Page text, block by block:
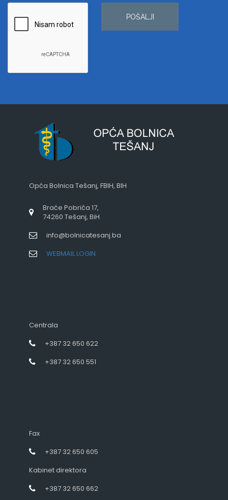
POŠALJI
Opća Bolnica Tešanj, FBIH, BIH
Braće Pobrića 17,
74260 Tešanj, BiH
info@bolnicatesanj.ba
WEBMAIL LOGIN
Centrala
+387 32 650 622
+387 32 650 551
Fax
+387 32 650 605
Kabinet direktora
+387 32 650 662